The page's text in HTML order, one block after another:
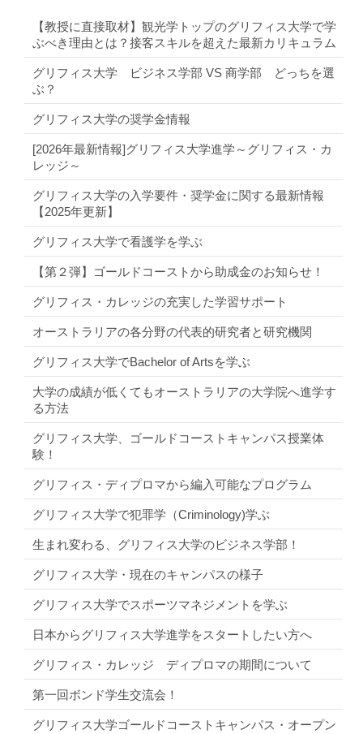
【教授に直接取材】観光学トップのグリフィス大学で学
ぶべき理由とは？接客スキルを超えた最新カリキュラム
グリフィス大学 ビジネス学部 VS 商学部 どっちを選
ぶ？
グリフィス大学の奨学金情報
[2026年最新情報]グリフィス大学進学～グリフィス・カ
レッジ～
グリフィス大学の入学要件・奨学金に関する最新情報
【2025年更新】
グリフィス大学で看護学を学ぶ
【第２弾】ゴールドコーストから助成金のお知らせ！
グリフィス・カレッジの充実した学習サポート
オーストラリアの各分野の代表的研究者と研究機関
グリフィス大学でBachelor of Artsを学ぶ
大学の成績が低くてもオーストラリアの大学院へ進学す
る方法
グリフィス大学、ゴールドコーストキャンパス授業体
験！
グリフィス・ディプロマから編入可能なプログラム
グリフィス大学で犯罪学（Criminology)学ぶ
生まれ変わる、グリフィス大学のビジネス学部！
グリフィス大学・現在のキャンパスの様子
グリフィス大学でスポーツマネジメントを学ぶ
日本からグリフィス大学進学をスタートしたい方へ
グリフィス・カレッジ ディプロマの期間について
第一回ボンド学生交流会！
グリフィス大学ゴールドコーストキャンパス・オープン